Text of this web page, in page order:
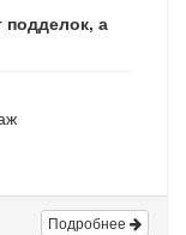
подделок, а
Подробнее